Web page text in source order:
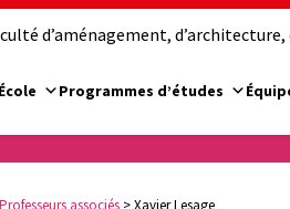
d’aménagement, d’architecture,
Programmes d’études
Professeurs associés >Xavier Lesage